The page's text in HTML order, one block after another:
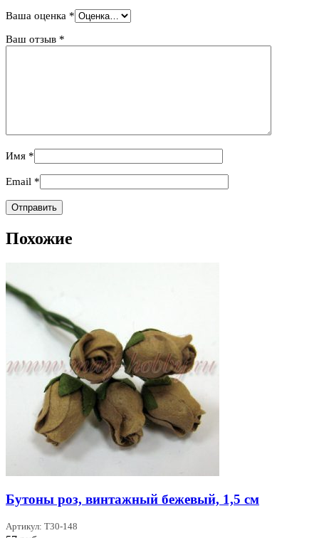
Ваша оценка *
Ваш отзыв *
Имя *
Email *
Похожие
Бутоны роз, винтажный бежевый, 1,5 см
Артикул: T30-148